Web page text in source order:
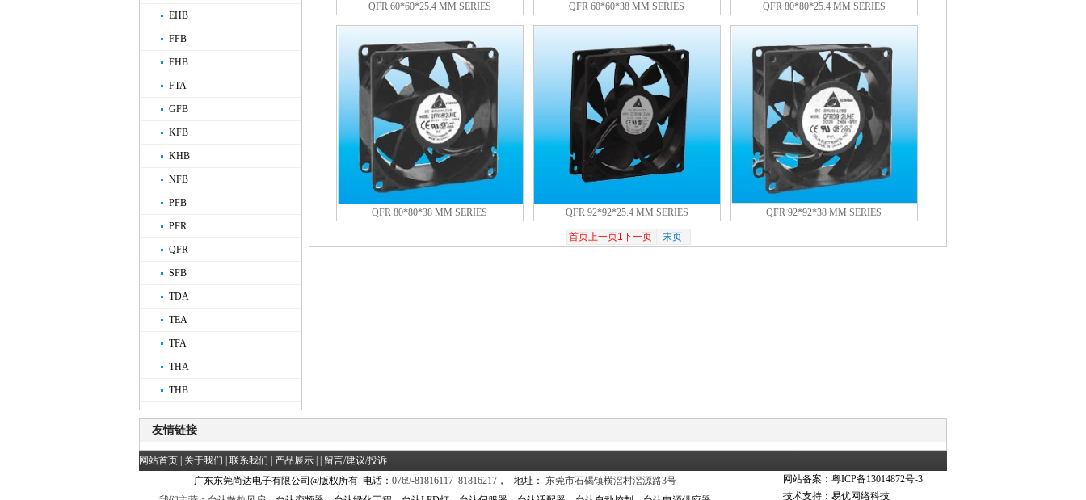
EHB
FFB
FHB
FTA
GFB
KFB
KHB
NFB
PFB
PFR
QFR
SFB
TDA
TEA
TFA
THA
THB
QFR 60*60*25.4 MM SERIES QFR 60*60*38 MM SERIES QFR 80*80*25.4 MM SERIES
QFR 80*80*38 MM SERIES QFR 92*92*25.4 MM SERIES QFR 92*92*38 MM SERIES
首页上一页1下一页 末页
友情链接
网站首页 关于我们 联系我们 产品展示
留言/建议/投诉
广东东莞尚达电子有限公司@版权所有 电话： 0769-81816117 81816217 ， 地址： 东莞市石碣镇横滘村滘源路3号
网站备案： 粤ICP备13014872号-3
技术支持： 易优网络科技